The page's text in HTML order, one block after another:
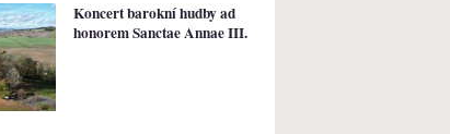
Koncert barokní hudby ad
honorem Sanctae Annae III.